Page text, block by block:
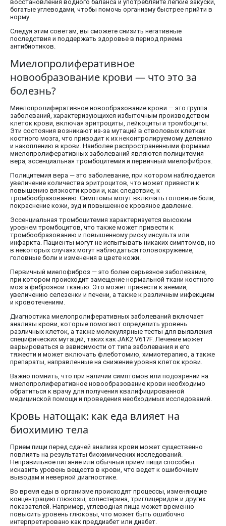
восстановления водного баланса и употребляйте легкие закуски,
богатые углеводами, чтобы помочь организму быстрее прийти в
норму.
Следуя этим советам, вы сможете снизить негативные
последствия и поддержать здоровье в период приема
антибиотиков.
Миелопролиферативное
новообразование крови — что это за
болезнь?
Миелопролиферативное новообразование крови — это группа
заболеваний, характеризующихся избыточным производством
клеток крови, включая эритроциты, лейкоциты и тромбоциты.
Эти состояния возникают из-за мутаций в стволовых клетках
костного мозга, что приводит к их неконтролируемому делению
и накоплению в крови. Наиболее распространенными формами
миелопролиферативных заболеваний являются полицитемия
вера, эссенциальная тромбоцитемия и первичный миелофиброз.
Полицитемия вера — это заболевание, при котором наблюдается
увеличение количества эритроцитов, что может привести к
повышению вязкости крови и, как следствие, к
тромбообразованию. Симптомы могут включать головные боли,
покраснение кожи, зуд и повышенное кровяное давление.
Эссенциальная тромбоцитемия характеризуется высоким
уровнем тромбоцитов, что также может привести к
тромбообразованию и повышенному риску инсульта или
инфаркта. Пациенты могут не испытывать никаких симптомов, но
в некоторых случаях могут наблюдаться головокружение,
головные боли и изменения в цвете кожи.
Первичный миелофиброз — это более серьезное заболевание,
при котором происходит замещение нормальной ткани костного
мозга фиброзной тканью. Это может привести к анемии,
увеличению селезенки и печени, а также к различным инфекциям
и кровотечениям.
Диагностика миелопролиферативных заболеваний включает
анализы крови, которые помогают определить уровень
различных клеток, а также молекулярные тесты для выявления
специфических мутаций, таких как JAK2 V617F. Лечение может
варьироваться в зависимости от типа заболевания и его
тяжести и может включать флеботомию, химиотерапию, а также
препараты, направленные на снижение уровня клеток крови.
Важно помнить, что при наличии симптомов или подозрений на
миелопролиферативное новообразование крови необходимо
обратиться к врачу для получения квалифицированной
медицинской помощи и проведения необходимых исследований.
Кровь натощак: как еда влияет на
биохимию тела
Прием пищи перед сдачей анализа крови может существенно
повлиять на результаты биохимических исследований.
Неправильное питание или обычный прием пищи способны
исказить уровень веществ в крови, что ведет к ошибочным
выводам и неверной диагностике.
Во время еды в организме происходят процессы, изменяющие
концентрацию глюкозы, холестерина, триглицеридов и других
показателей. Например, углеводная пища может временно
повысить уровень глюкозы, что может быть ошибочно
интерпретировано как преддиабет или диабет.